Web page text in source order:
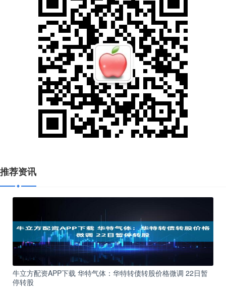
推荐资讯
牛立方配资APP下载 华特气体：华特转债转股价格微调 22日暂
停转股